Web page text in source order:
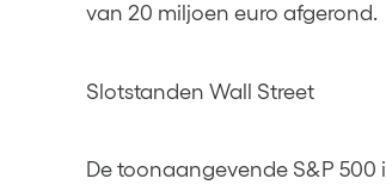
van 20 miljoen euro afgerond.
Slotstanden Wall Street
De toonaangevende S&P